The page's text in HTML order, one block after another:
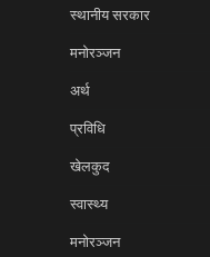
स्थानीय सरकार
मनोरञ्जन
अर्थ
प्रविधि
खेलकुद
स्वास्थ्य
मनोरञ्जन